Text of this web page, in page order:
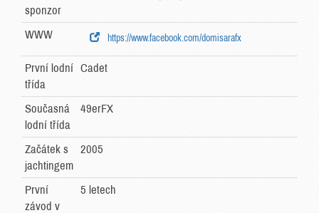
sponzor
WWW https://www.facebook.com/domisarafx
První lodní
třída
Cadet
Současná
lodní třída
49erFX
Začátek s
jachtingem
2005
První
závod v
5 letech